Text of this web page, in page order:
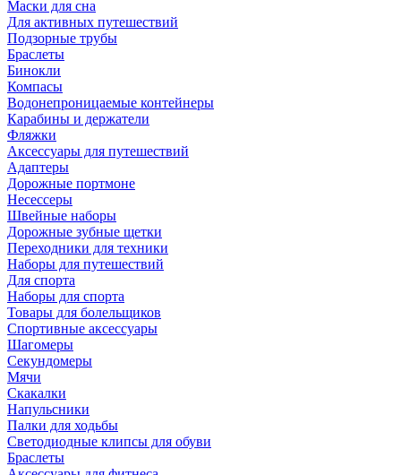
Маски для сна
Для активных путешествий
Подзорные трубы
Браслеты
Бинокли
Компасы
Водонепроницаемые контейнеры
Карабины и держатели
Фляжки
Аксессуары для путешествий
Адаптеры
Дорожные портмоне
Несессеры
Швейные наборы
Дорожные зубные щетки
Переходники для техники
Наборы для путешествий
Для спорта
Наборы для спорта
Товары для болельщиков
Спортивные аксессуары
Шагомеры
Секундомеры
Мячи
Скакалки
Напульсники
Палки для ходьбы
Светодиодные клипсы для обуви
Браслеты